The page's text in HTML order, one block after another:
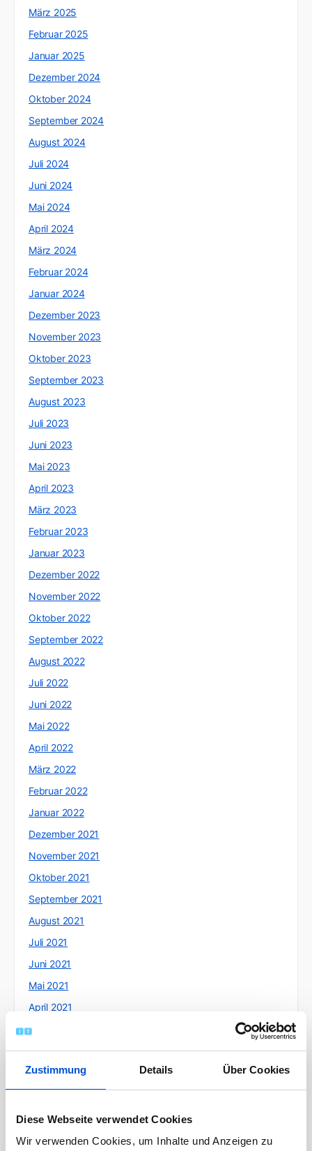
Zustimmung Details Über Cookies
Diese Webseite verwendet Cookies
Wir verwenden Cookies, um Inhalte und Anzeigen zu
März 2025
Februar 2025
Januar 2025
Dezember 2024
Oktober 2024
September 2024
August 2024
Juli 2024
Juni 2024
Mai 2024
April 2024
März 2024
Februar 2024
Januar 2024
Dezember 2023
November 2023
Oktober 2023
September 2023
August 2023
Juli 2023
Juni 2023
Mai 2023
April 2023
März 2023
Februar 2023
Januar 2023
Dezember 2022
November 2022
Oktober 2022
September 2022
August 2022
Juli 2022
Juni 2022
Mai 2022
April 2022
März 2022
Februar 2022
Januar 2022
Dezember 2021
November 2021
Oktober 2021
September 2021
August 2021
Juli 2021
Juni 2021
Mai 2021
April 2021
März 2021
Februar 2021
Januar 2021
Dezember 2020
November 2020
Oktober 2020